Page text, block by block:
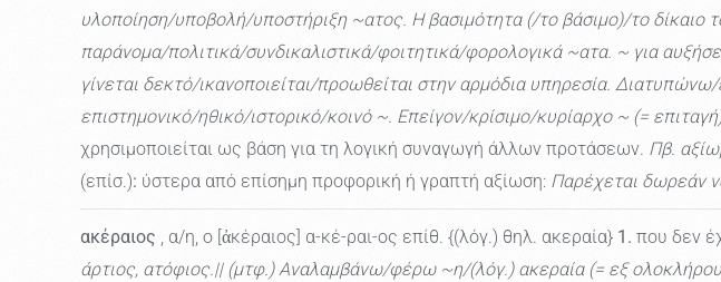
υλοποίηση/υποβολή/υποστήριξη ~ατος. Η βασιμότητα (/το βάσιμο)/το
παράνομα/πολιτικά/συνδικαλιστικά/φοιτητικά/φορολογικά ~ατα. ~ για
γίνεται δεκτό/ικανοποιείται/προωθείται στην αρμόδια υπηρεσία.
επιστημονικό/ηθικό/ιστορικό/κοινό ~. Επείγον/κρίσιμο/κυρίαρχο ~ (=
χρησιμοποιείται ως βάση για τη λογική συναγωγή άλλων προτάσεων. Πβ.
(επίσ.): ύστερα από επίσημη προφορική ή γραπτή αξίωση: Παρέχεται δωρεάν
ακέραιος , α/η, ο [ἀκέραιος] α-κέ-ραι-ος επίθ. {(λόγ.) θηλ. ακεραία} 1. που δεν
άρτιος, ατόφιος.|| (μτφ.) Αναλαμβάνω/φέρω ~η/(λόγ.) ακεραία (= εξ